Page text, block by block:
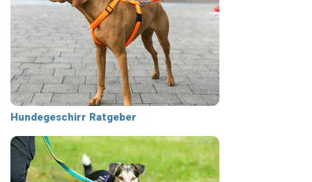
Hundegeschirr Ratgeber